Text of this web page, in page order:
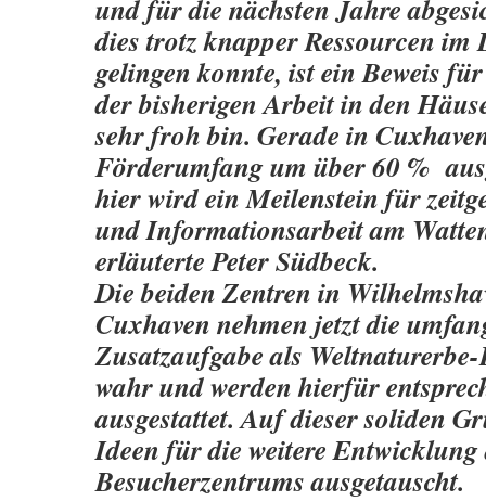
und für die nächsten Jahre
dies trotz knapper Ressourcen im
gelingen konnte, ist ein Beweis
der bisherigen Arbeit in den
sehr froh bin. Gerade in
Förderumfang um über 60 %
hier wird ein Meilenstein für
und Informationsarbeit am
erläuterte Peter Südbeck.
Die beiden Zentren in
Cuxhaven nehmen jetzt die
Zusatzaufgabe als
wahr und werden hierfür
ausgestattet. Auf dieser soliden
Ideen für die weitere Entwicklung
Besucherzentrums ausgetauscht.